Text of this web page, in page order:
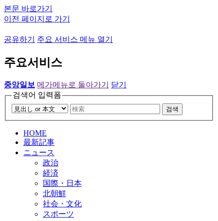
본문 바로가기
이전 페이지로 가기
공유하기 주요 서비스 메뉴 열기
주요서비스
중앙일보 메가메뉴로 돌아가기
닫기
검색어 입력폼
검색
HOME
最新記事
ニュース
政治
経済
国際・日本
北朝鮮
社会・文化
スポーツ